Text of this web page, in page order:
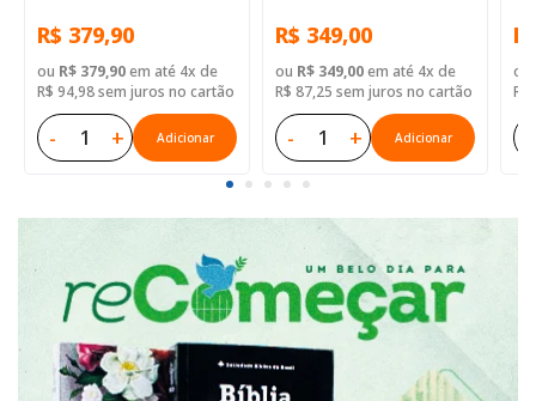
— 52 Biblias
R$ 379,90
ou R$ 379,90em até 4x de
R$ 94,98 sem juros no cartão
- + Adicionar
— Mude Brasil
R$ 349,00
ou R$ 349,00em até 4x de
R$ 87,25 sem juros no cartão
- + Adicionar
—
ou
R$